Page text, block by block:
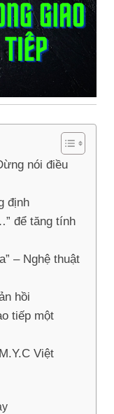
nói điều
định
để tăng tính
– Nghệ thuật
hồi
tiếp một
Việt